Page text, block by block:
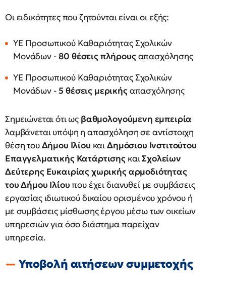
Οι ειδικότητες που ζητούνται είναι οι εξής:
ΥΕ Προσωπικού Καθαριότητας Σχολικών
Μονάδων -80 θέσεις πλήρουςαπασχόλησης
ΥΕ Προσωπικού Καθαριότητας Σχολικών
Μονάδων -5 θέσεις μερικήςαπασχόλησης
Σημειώνεται ότι ως βαθμολογούμενη εμπειρία
λαμβάνεται υπόψη η απασχόληση σε αντίστοιχη
θέση τουΔήμου Ιλίου καιΔημόσιου Ινστιτούτου
Επαγγελματικής Κατάρτισης καιΣχολείων
Δεύτερης Ευκαιρίας χωρικής αρμοδιότητας
του Δήμου Ιλίουπου έχει διανυθεί με συμβάσεις
εργασίας ιδιωτικού δικαίου ορισμένου χρόνου ή
με συμβάσεις μίσθωσης έργου μέσω των οικείων
υπηρεσιών για όσο διάστημα παρείχαν
υπηρεσία.
Υποβολή αιτήσεων συμμετοχής